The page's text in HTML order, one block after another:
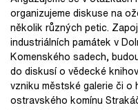
organizujeme diskuse na
několik různých petic.
industriálních památek v
Komenského sadech,
do diskusí o vědecké
vzniku městské galerie či o
ostravského komínu